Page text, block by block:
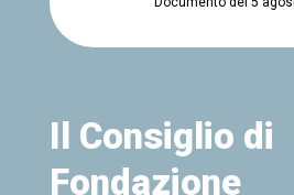
Il Consiglio di
Fondazione